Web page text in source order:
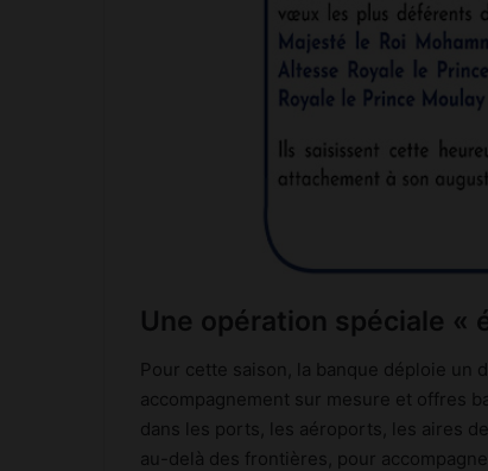
Une opération spéciale «
Pour cette saison, la banque déploie un
accompagnement sur mesure et offres
dans les ports, les aéroports, les aires
au-delà des frontières, pour